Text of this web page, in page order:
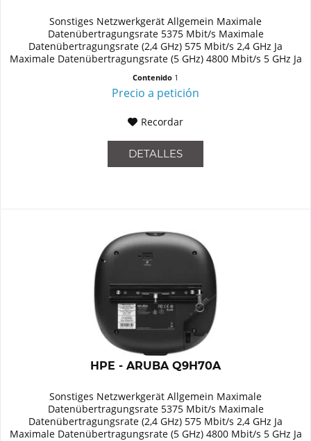
Sonstiges Netzwerkgerät Allgemein Maximale
Datenübertragungsrate 5375 Mbit/s Maximale
Datenübertragungsrate (2,4 GHz) 575 Mbit/s 2,4 GHz Ja
Maximale Datenübertragungsrate (5 GHz) 4800 Mbit/s 5 GHz Ja
Contenido 1
Precio a petición
Recordar
DETALLES
HPE - ARUBA Q9H70A
Sonstiges Netzwerkgerät Allgemein Maximale
Datenübertragungsrate 5375 Mbit/s Maximale
Datenübertragungsrate (2,4 GHz) 575 Mbit/s 2,4 GHz Ja
Maximale Datenübertragungsrate (5 GHz) 4800 Mbit/s 5 GHz Ja